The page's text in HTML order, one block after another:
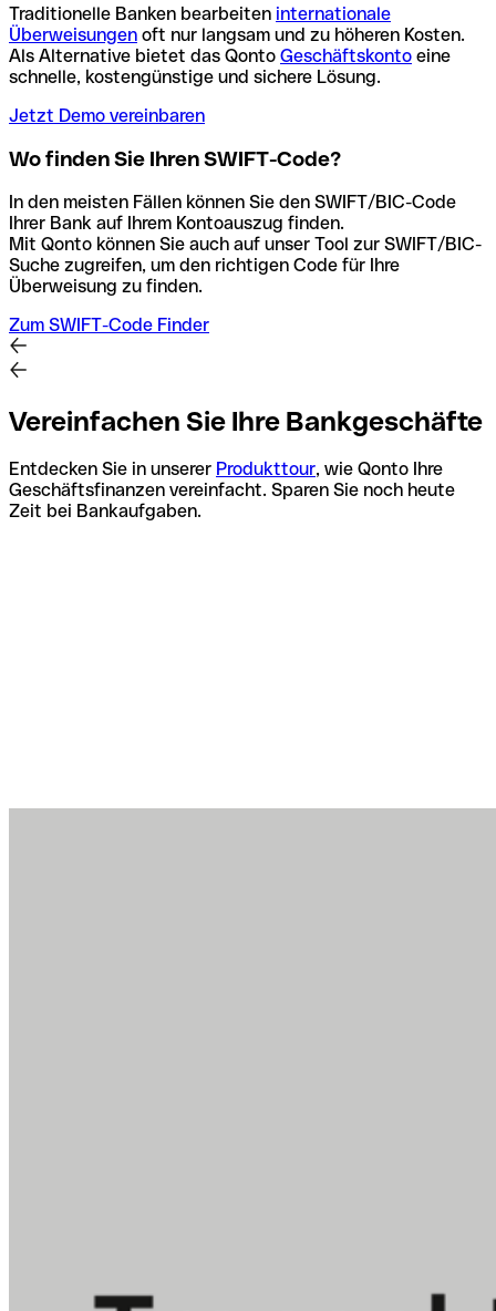
Traditionelle Banken bearbeiten internationale
Überweisungen oft nur langsam und zu höheren Kosten.
Als Alternative bietet das Qonto Geschäftskonto eine
schnelle, kostengünstige und sichere Lösung.
Jetzt Demo vereinbaren
Wo finden Sie Ihren SWIFT-Code?
In den meisten Fällen können Sie den SWIFT/BIC-Code
Ihrer Bank auf Ihrem Kontoauszug finden.
Mit Qonto können Sie auch auf unser Tool zur SWIFT/BIC-
Suche zugreifen, um den richtigen Code für Ihre
Überweisung zu finden.
Zum SWIFT-Code Finder
Vereinfachen Sie Ihre Bankgeschäfte
Entdecken Sie in unserer Produkttour, wie Qonto Ihre
Geschäftsfinanzen vereinfacht. Sparen Sie noch heute
Zeit bei Bankaufgaben.